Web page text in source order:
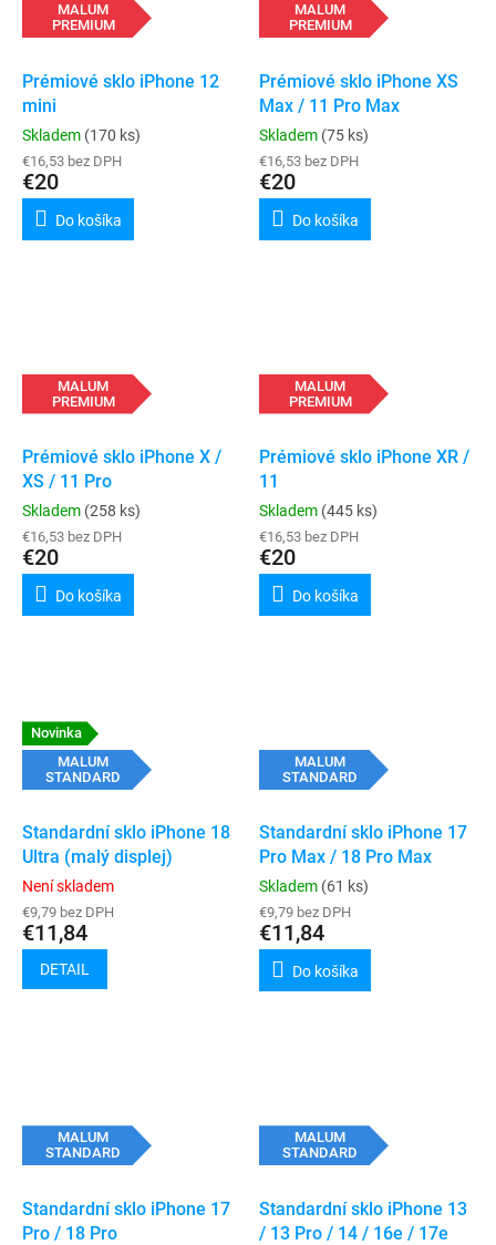
MALUM
PREMIUM
Prémiové sklo iPhone 12
mini
Skladem (170 ks)
€16,53 bez DPH
€20
Do košíka
MALUM
PREMIUM
Prémiové sklo iPhone XS
Max / 11 Pro Max
Skladem (75 ks)
€16,53 bez DPH
€20
Do košíka
MALUM
PREMIUM
Prémiové sklo iPhone X /
XS / 11 Pro
Skladem (258 ks)
€16,53 bez DPH
€20
Do košíka
MALUM
PREMIUM
Prémiové sklo iPhone XR /
11
Skladem (445 ks)
€16,53 bez DPH
€20
Do košíka
Novinka
MALUM
STANDARD
Standardní sklo iPhone 18
Ultra (malý displej)
Není skladem
€9,79 bez DPH
€11,84
DETAIL
MALUM
STANDARD
Standardní sklo iPhone 17
Pro Max / 18 Pro Max
Skladem (61 ks)
€9,79 bez DPH
€11,84
Do košíka
MALUM
STANDARD
Standardní sklo iPhone 17
Pro / 18 Pro
MALUM
STANDARD
Standardní sklo iPhone 13
/ 13 Pro / 14 / 16e / 17e